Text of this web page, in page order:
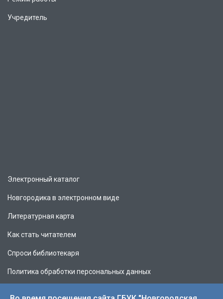
Учредитель
Электронный каталог
Новгородика в электронном виде
Литературная карта
Как стать читателем
Спроси библиотекаря
Политика обработки персональных данных